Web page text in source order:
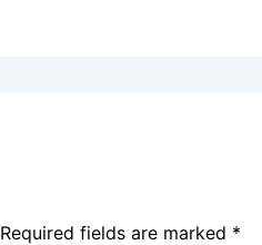
Required fields are marked *